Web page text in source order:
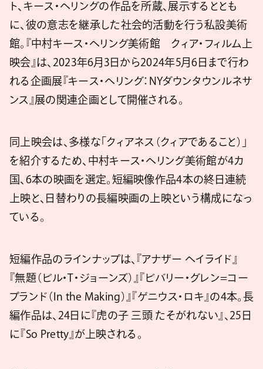
ト、キース・へリングの作品を所蔵、展示するととも
に、彼の意志を継承した社会的活動を行う私設美術
館。『中村キース・ヘリング美術館 クィア・フィルム上
映会』は、2023年6月3日から2024年5月6日まで行わ
れる企画展『キース・ヘリング：NYダウンタウンルネサ
ンス』展の関連企画として開催される。
同上映会は、多様な「クィアネス（クィアであること）」
を紹介するため、中村キース・ヘリング美術館が4カ
国、6本の映画を選定。短編映像作品4本の終日連続
上映と、日替わりの長編映画の上映という構成になっ
ている。
短編作品のラインナップは、『アナザー ヘイライド』
『無題（ビル・T・ジョーンズ）』『ビバリー・グレン=コー
プランド（In the Making）』『ゲニウス・ロキ』の4本。長
編作品は、24日に『虎の子 三頭 たそがれない』、25日
に『So Pretty』が上映される。